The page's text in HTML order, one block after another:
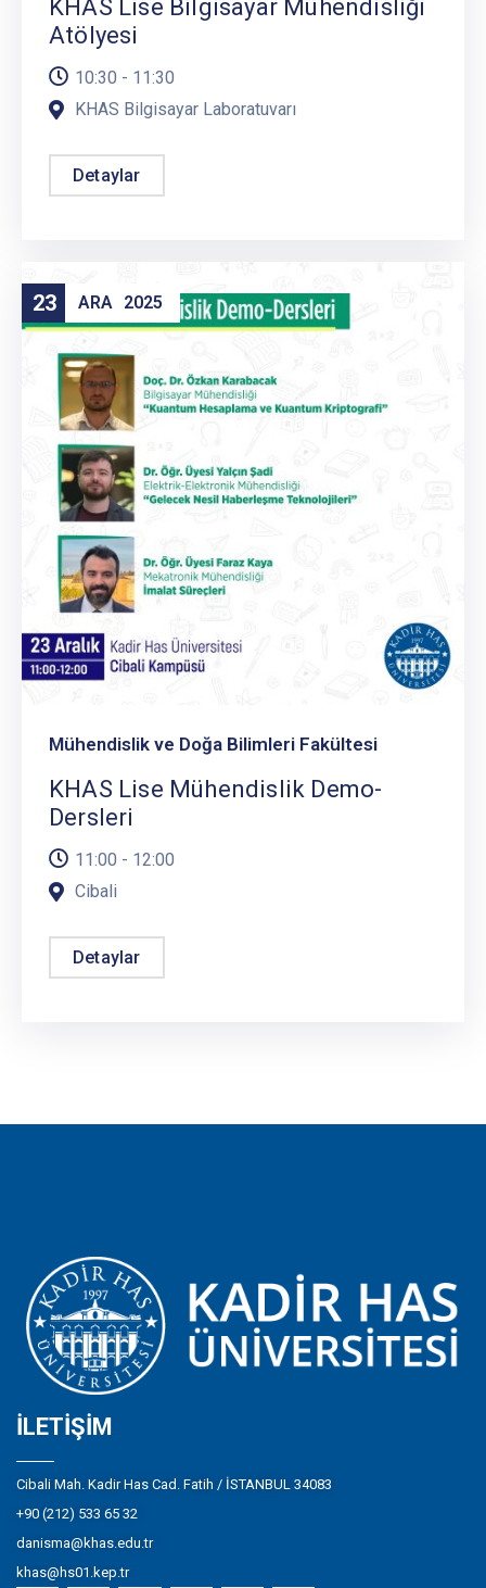
KHAS Lise Bilgisayar Mühendisliği
Atölyesi
10:30 - 11:30
KHAS Bilgisayar Laboratuvarı
Detaylar
23 ARA 2025
Mühendislik ve Doğa Bilimleri Fakültesi
KHAS Lise Mühendislik Demo-
Dersleri
11:00 - 12:00
Cibali
Detaylar
İLETIŞIM
Cibali Mah. Kadir Has Cad. Fatih / İSTANBUL 34083
+90 (212) 533 65 32
danisma@khas.edu.tr
khas@hs01.kep.tr